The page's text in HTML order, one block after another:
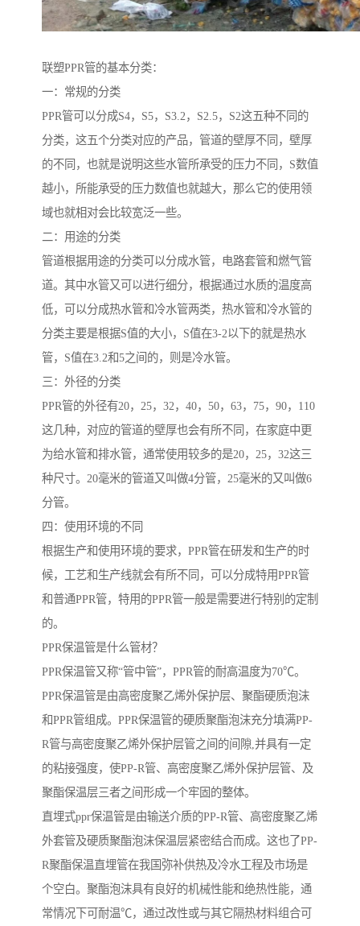
联塑PPR管的基本分类：
一：常规的分类
PPR管可以分成S4，S5，S3.2，S2.5，S2这五种不同的
分类，这五个分类对应的产品，管道的壁厚不同，壁厚
的不同，也就是说明这些水管所承受的压力不同，S数值
越小，所能承受的压力数值也就越大，那么它的使用领
域也就相对会比较宽泛一些。
二：用途的分类
管道根据用途的分类可以分成水管，电路套管和燃气管
道。其中水管又可以进行细分，根据通过水质的温度高
低，可以分成热水管和冷水管两类，热水管和冷水管的
分类主要是根据S值的大小，S值在3-2以下的就是热水
管，S值在3.2和5之间的，则是冷水管。
三：外径的分类
PPR管的外径有20，25，32，40，50，63，75，90，110
这几种，对应的管道的壁厚也会有所不同，在家庭中更
为给水管和排水管，通常使用较多的是20，25，32这三
种尺寸。20毫米的管道又叫做4分管，25毫米的又叫做6
分管。
四：使用环境的不同
根据生产和使用环境的要求，PPR管在研发和生产的时
候，工艺和生产线就会有所不同，可以分成特用PPR管
和普通PPR管，特用的PPR管一般是需要进行特别的定制
的。
PPR保温管是什么管材？
PPR保温管又称“管中管”，PPR管的耐高温度为70℃。
PPR保温管是由高密度聚乙烯外保护层、聚酯硬质泡沫
和PPR管组成。PPR保温管的硬质聚酯泡沫充分填满PP-
R管与高密度聚乙烯外保护层管之间的间隙,并具有一定
的粘接强度，使PP-R管、高密度聚乙烯外保护层管、及
聚酯保温层三者之间形成一个牢固的整体。
直埋式ppr保温管是由输送介质的PP-R管、高密度聚乙烯
外套管及硬质聚酯泡沫保温层紧密结合而成。这也了PP-
R聚酯保温直埋管在我国弥补供热及冷水工程及市场是
个空白。聚酯泡沫具有良好的机械性能和绝热性能，通
常情况下可耐温℃，通过改性或与其它隔热材料组合可